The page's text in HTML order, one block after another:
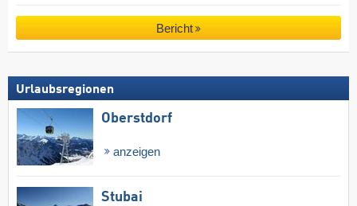
Bericht
Urlaubsregionen
Oberstdorf
anzeigen
Stubai